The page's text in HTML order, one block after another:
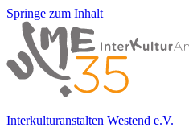
Springe zum Inhalt
Interkulturanstalten Westend e.V.